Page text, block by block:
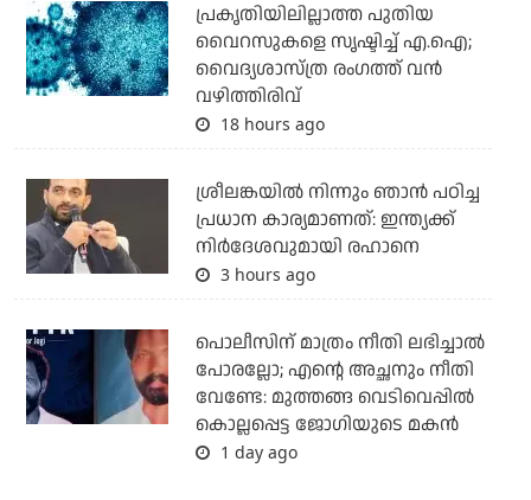
പ്രകൃതിയിലില്ലാത്ത പുതിയ
വൈറസുകളെ സൃഷ്ടിച്ച് എ.ഐ;
വൈദ്യശാസ്ത്ര രംഗത്ത് വന്‍
വഴിത്തിരിവ്
18 hours ago
ശ്രീലങ്കയില്‍ നിന്നും ഞാന്‍ പഠിച്ച
പ്രധാന കാര്യമാണത്: ഇന്ത്യക്ക്
നിര്‍ദേശവുമായി രഹാനെ
3 hours ago
പൊലീസിന് മാത്രം നീതി ലഭിച്ചാല്‍
പോരല്ലോ; എന്റെ അച്ഛനും നീതി
വേണ്ടേ: മുത്തങ്ങ വെടിവെപ്പില്‍
കൊല്ലപ്പെട്ട ജോഗിയുടെ മകന്‍
1 day ago